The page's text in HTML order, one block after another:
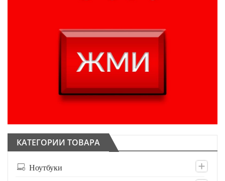
КАТЕГОРИИ ТОВАРА
Ноутбуки